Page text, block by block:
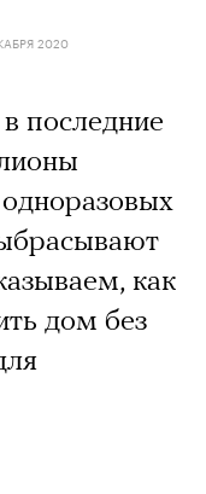
2020
последние
как
дом без